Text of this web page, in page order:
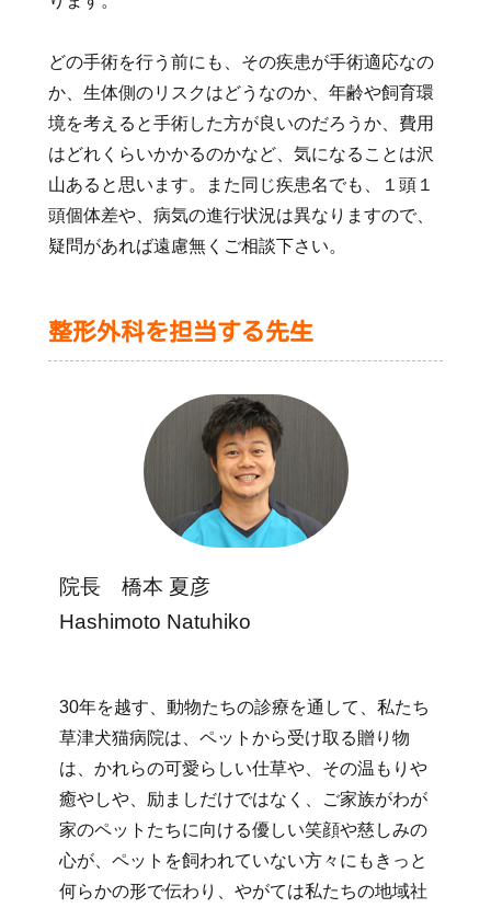
どの手術を行う前にも、その疾患が手術適応なの
か、生体側のリスクはどうなのか、年齢や飼育環
境を考えると手術した方が良いのだろうか、費用
はどれくらいかかるのかなど、気になることは沢
山あると思います。また同じ疾患名でも、１頭１
頭個体差や、病気の進行状況は異なりますので、
疑問があれば遠慮無くご相談下さい。
整形外科を担当する先生
院長 橋本 夏彦
Hashimoto Natuhiko
30年を越す、動物たちの診療を通して、私たち
草津犬猫病院は、ペットから受け取る贈り物
は、かれらの可愛らしい仕草や、その温もりや
癒やしや、 励ましだけではなく、 ご家族がわが
家のペットたちに向ける優しい笑顔や慈しみの
心が、ペットを飼われていない方々にもきっと
何らかの形で伝わり、やがては私たちの地域社